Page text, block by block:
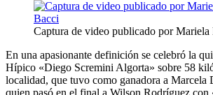
Captura de video publicado por Mariela
En una apasionante definición se celebró la
Hípico «Diego Scremini Algorta» sobre 58
localidad, que tuvo como ganadora a Marcela
quien pasó en el final a Wilson Rodríguez con